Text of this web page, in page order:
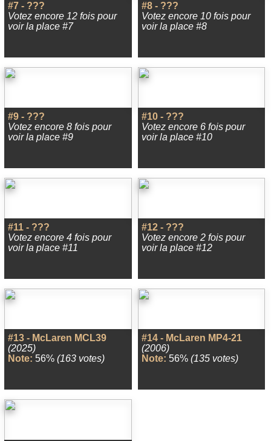
#7 - ???
Votez encore 12 fois pour
voir la place #7
#8 - ???
Votez encore 10 fois pour
voir la place #8
#9 - ???
Votez encore 8 fois pour
voir la place #9
#10 - ???
Votez encore 6 fois pour
voir la place #10
#11 - ???
Votez encore 4 fois pour
voir la place #11
#12 - ???
Votez encore 2 fois pour
voir la place #12
#13 - McLaren MCL39
(2025)
Note: 56% (163 votes)
#14 - McLaren MP4-21
(2006)
Note: 56% (135 votes)